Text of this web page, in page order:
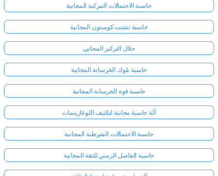
حاسبة الاحتمالات المركبة المجانية
حاسبة تشتت كومبتون المجانية
حلال التركيز المجاني
حاسبة بلوك الخرسانة المجانية
حاسبة قوة الخرسانة المجانية
آلة حاسبة مجانية لتكثيف اللوغاريتمات
حاسبة الاحتمالات الشرطية المجانية
حاسبة الفاصل الزمني للثقة المجانية